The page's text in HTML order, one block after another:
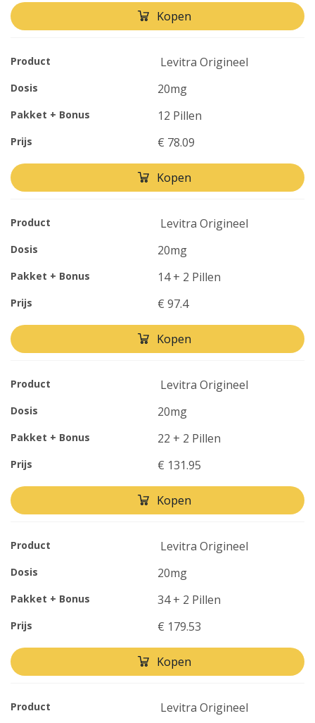
Kopen
Product Levitra Origineel
Dosis 20mg
Pakket + Bonus 12 Pillen
Prijs € 78.09
Kopen
Product Levitra Origineel
Dosis 20mg
Pakket + Bonus 14 + 2 Pillen
Prijs € 97.4
Kopen
Product Levitra Origineel
Dosis 20mg
Pakket + Bonus 22 + 2 Pillen
Prijs € 131.95
Kopen
Product Levitra Origineel
Dosis 20mg
Pakket + Bonus 34 + 2 Pillen
Prijs € 179.53
Kopen
Product Levitra Origineel